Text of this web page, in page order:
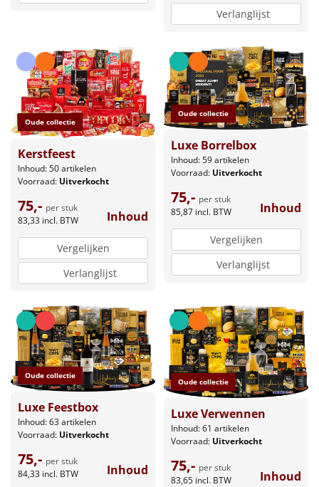
Verlanglijst
Oude collectie
Kerstfeest
Inhoud: 50 artikelen
Voorraad: Uitverkocht
75,- per stuk
83,33 incl. BTW Inhoud
Vergelijken
Verlanglijst
Oude collectie
Luxe Borrelbox
Inhoud: 59 artikelen
Voorraad: Uitverkocht
75,- per stuk
85,87 incl. BTW Inhoud
Vergelijken
Verlanglijst
Oude collectie
Luxe Feestbox
Inhoud: 63 artikelen
Voorraad: Uitverkocht
75,- per stuk
84,33 incl. BTW Inhoud
Oude collectie
Luxe Verwennen
Inhoud: 61 artikelen
Voorraad: Uitverkocht
75,- per stuk
83,65 incl. BTW Inhoud